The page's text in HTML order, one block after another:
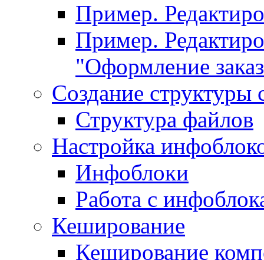
Пример.
Пример.
"Оформление
Создание структуры
Структура файлов
Настройка
Инфоблоки
Работа с
Кеширование
Кеширование